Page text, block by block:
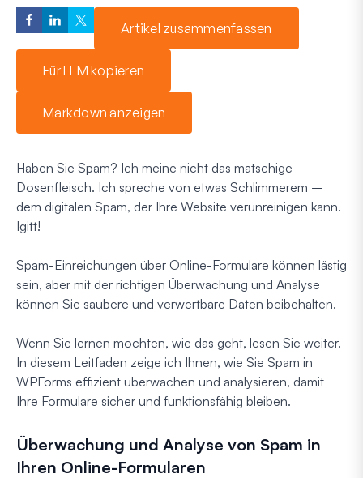
Artikel zusammenfassen
Für LLM kopieren
Markdown anzeigen
Haben Sie Spam? Ich meine nicht das matschige
Dosenfleisch. Ich spreche von etwas Schlimmerem –
dem digitalen Spam, der Ihre Website verunreinigen kann.
Igitt!
Spam-Einreichungen über Online-Formulare können lästig
sein, aber mit der richtigen Überwachung und Analyse
können Sie saubere und verwertbare Daten beibehalten.
Wenn Sie lernen möchten, wie das geht, lesen Sie weiter.
In diesem Leitfaden zeige ich Ihnen, wie Sie Spam in
WPForms effizient überwachen und analysieren, damit
Ihre Formulare sicher und funktionsfähig bleiben.
Überwachung und Analyse von Spam in
Ihren Online-Formularen